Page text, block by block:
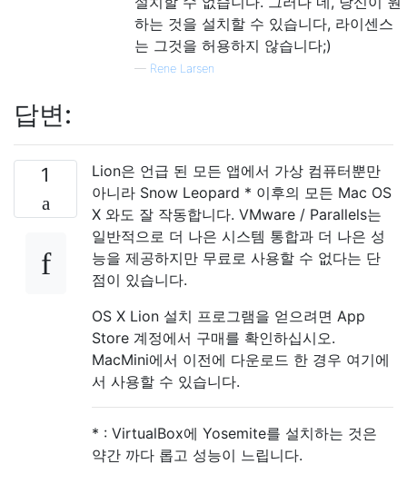
하는 것을 설치할 수 있습니다, 라이센스
는 그것을 허용하지 않습니다;)
— Rene Larsen
답변:
1
Lion은 언급 된 모든 앱에서 가상 컴퓨터뿐만
아니라 Snow Leopard * 이후의 모든 Mac OS
X 와도 잘 작동합니다. VMware / Parallels는
일반적으로 더 나은 시스템 통합과 더 나은 성
능을 제공하지만 무료로 사용할 수 없다는 단
점이 있습니다.
OS X Lion 설치 프로그램을 얻으려면 App
Store 계정에서 구매를 확인하십시오.
MacMini에서 이전에 다운로드 한 경우 여기에
서 사용할 수 있습니다.
* : VirtualBox에 Yosemite를 설치하는 것은
약간 까다 롭고 성능이 느립니다.